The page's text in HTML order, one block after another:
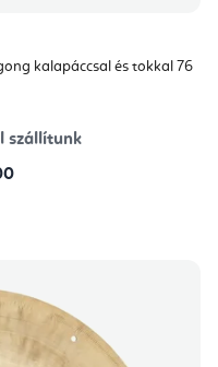
kalapáccsal és tokkal 76
szállítunk